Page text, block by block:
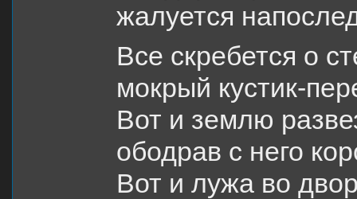
жалуется
Все скребется о
мокрый кустик-
Вот и землю
ободрав с него
Вот и лужа во